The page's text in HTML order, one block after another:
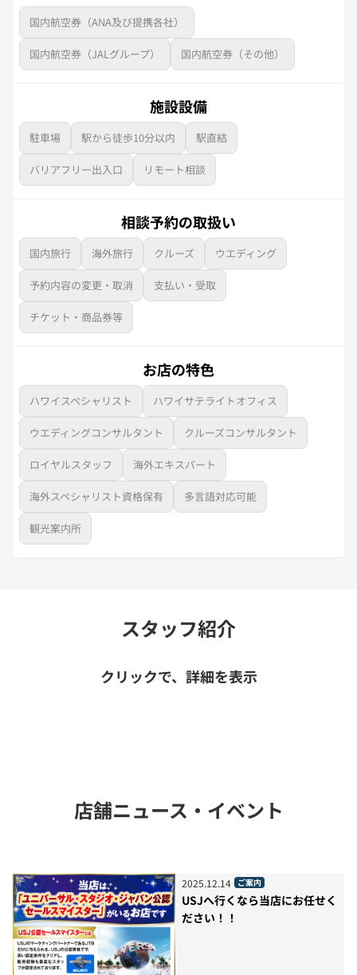
国内航空券（ANA及び提携各社）
国内航空券（JALグループ） 国内航空券（その他）
施設設備
駐車場 駅から徒歩10分以内 駅直結
バリアフリー出入口 リモート相談
相談予約の取扱い
国内旅行 海外旅行 クルーズ ウエディング
予約内容の変更・取消 支払い・受取
チケット・商品券等
お店の特色
ハワイスペシャリスト ハワイサテライトオフィス
ウエディングコンサルタント クルーズコンサルタント
ロイヤルスタッフ 海外エキスパート
海外スペシャリスト資格保有 多言語対応可能
観光案内所
スタッフ紹介
クリックで、詳細を表示
店舗ニュース・イベント
2025.12.14 ご案内
USJへ行くなら当店にお任せく
ださい！！